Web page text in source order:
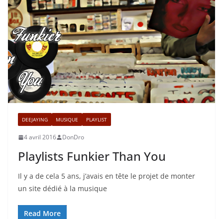
DEEJAYING MUSIQUE PLAYLIST
4 avril 2016 DonDro
Playlists Funkier Than You
Il y a de cela 5 ans, j’avais en tête le projet de monter
un site dédié à la musique
Read More